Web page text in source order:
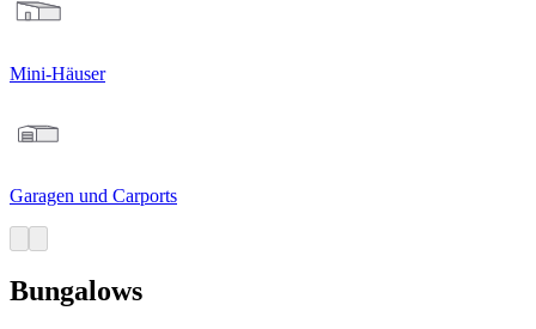
Mini-Häuser
Garagen und Carports
Bungalows